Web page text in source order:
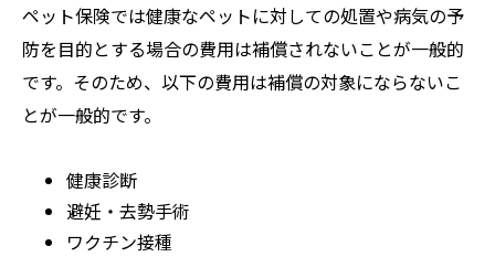
ペット保険では健康なペットに対しての処置や病気の予
防を目的とする場合の費用は補償されないことが一般的
です。そのため、以下の費用は補償の対象にならないこ
とが一般的です。
健康診断
避妊・去勢手術
ワクチン接種